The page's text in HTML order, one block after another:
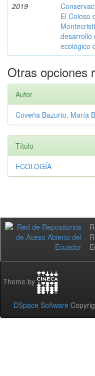
2019
El Coloso
desarrollo
ecológico
Otras opciones
Autor
Coveña Bazurto, María
Título
ECOLOGÍA
Theme by
DSpace Software